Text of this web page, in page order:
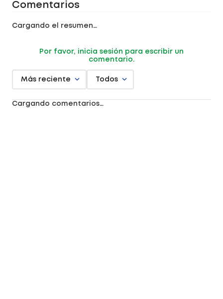
Comentarios
Cargando el resumen…
Por favor, inicia sesión para escribir un
comentario.
Más reciente Todos
Cargando comentarios…